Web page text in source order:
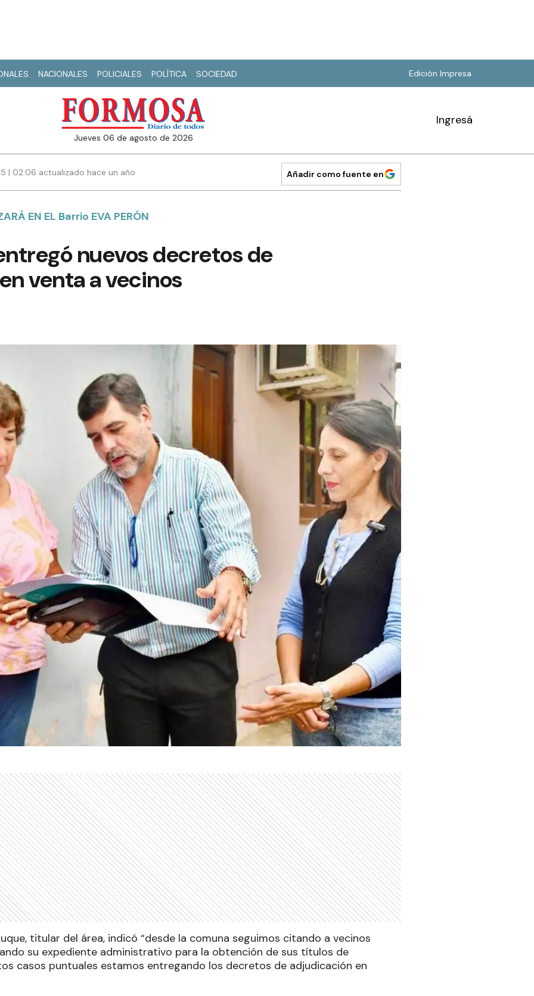
NACIONALES POLICIALES POLÍTICA SOCIEDAD Edición Impresa
jueves 06 de agosto de 2026
Ingresá
| 02:06 actualizado hace un año Añadir como fuente en
EN EL Barrio EVA PERÓN
nuevos decretos de
venta a vecinos
titular del área, indicó “desde la comuna seguimos citando a vecinos
su expediente administrativo para la obtención de sus títulos de
casos puntuales estamos entregando los decretos de adjudicación en